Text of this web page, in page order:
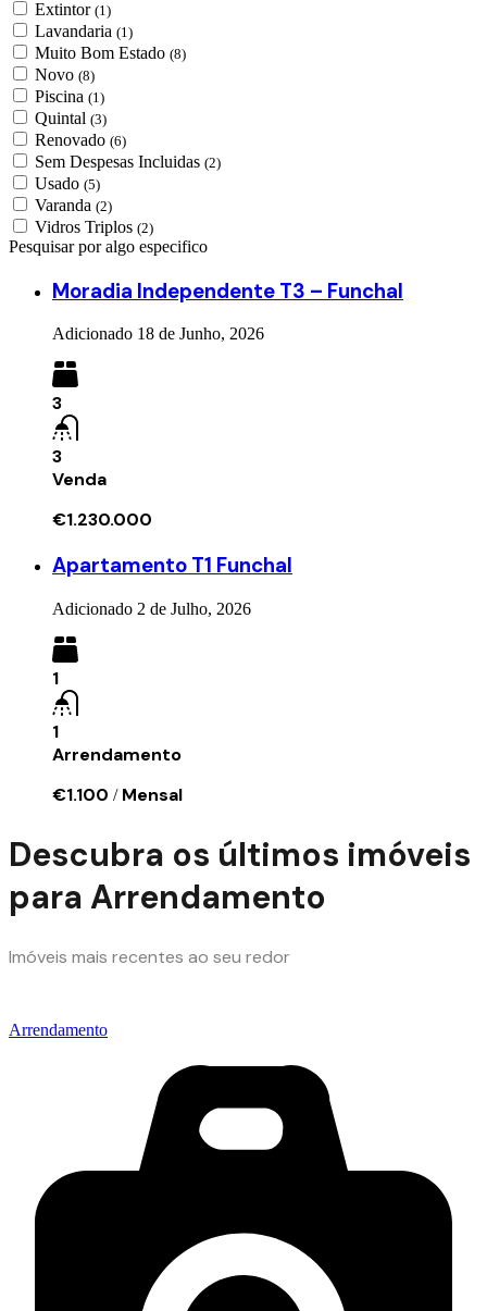
Extintor (1)
Lavandaria (1)
Muito Bom Estado (8)
Novo (8)
Piscina (1)
Quintal (3)
Renovado (6)
Sem Despesas Incluidas (2)
Usado (5)
Varanda (2)
Vidros Triplos (2)
Pesquisar por algo especifico
Moradia Independente T3 – Funchal
Adicionado 18 de Junho, 2026
3
3
Venda
€1.230.000
Apartamento T1 Funchal
Adicionado 2 de Julho, 2026
1
1
Arrendamento
€1.100 / Mensal
Descubra os últimos imóveis
para Arrendamento
Imóveis mais recentes ao seu redor
Arrendamento